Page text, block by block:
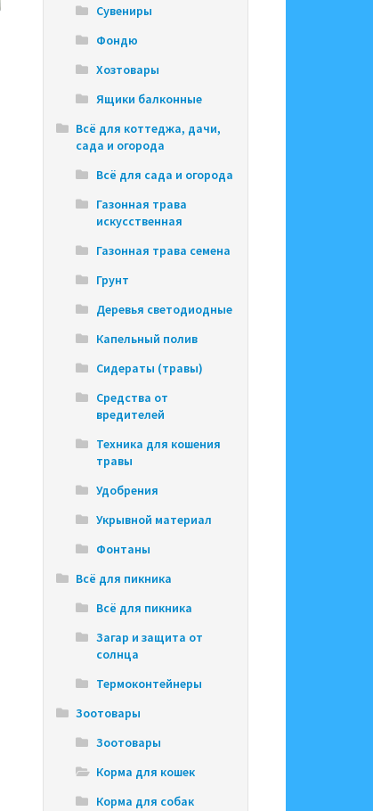
Сувениры
Фондю
Хозтовары
Ящики балконные
Всё для коттеджа, дачи,
сада и огорода
Всё для сада и огорода
Газонная трава
искусственная
Газонная трава семена
Грунт
Деревья светодиодные
Капельный полив
Сидераты (травы)
Средства от
вредителей
Техника для кошения
травы
Удобрения
Укрывной материал
Фонтаны
Всё для пикника
Всё для пикника
Загар и защита от
солнца
Термоконтейнеры
Зоотовары
Зоотовары
Корма для кошек
Корма для собак